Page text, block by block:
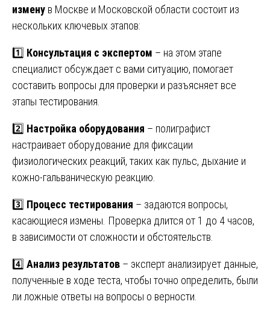
измену в Москве и Московской области состоит из
нескольких ключевых этапов:
1️⃣ Консультация с экспертом – на этом этапе
специалист обсуждает с вами ситуацию, помогает
составить вопросы для проверки и разъясняет все
этапы тестирования.
2️⃣ Настройка оборудования – полиграфист
настраивает оборудование для фиксации
физиологических реакций, таких как пульс, дыхание и
кожно-гальваническую реакцию.
3️⃣ Процесс тестирования – задаются вопросы,
касающиеся измены. Проверка длится от 1 до 4 часов,
в зависимости от сложности и обстоятельств.
4️⃣ Анализ результатов – эксперт анализирует данные,
полученные в ходе теста, чтобы точно определить, были
ли ложные ответы на вопросы о верности.